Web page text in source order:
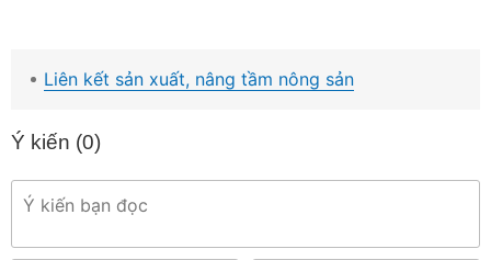
Liên kết sản xuất, nâng tầm nông sản
Ý kiến (0)